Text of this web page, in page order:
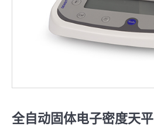
全自动固体电子密度天平